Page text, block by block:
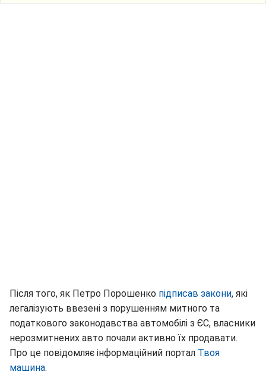
Після того, як Петро Порошенко підписав закони, які
легалізують ввезені з порушенням митного та
податкового законодавства автомобілі з ЄС, власники
нерозмитнених авто почали активно їх продавати.
Про це повідомляє інформаційний портал Твоя
машина.